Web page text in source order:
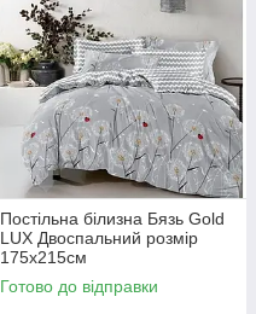
Постільна білизна Бязь Gold
LUX Двоспальний розмір
175х215см
Готово до відправки